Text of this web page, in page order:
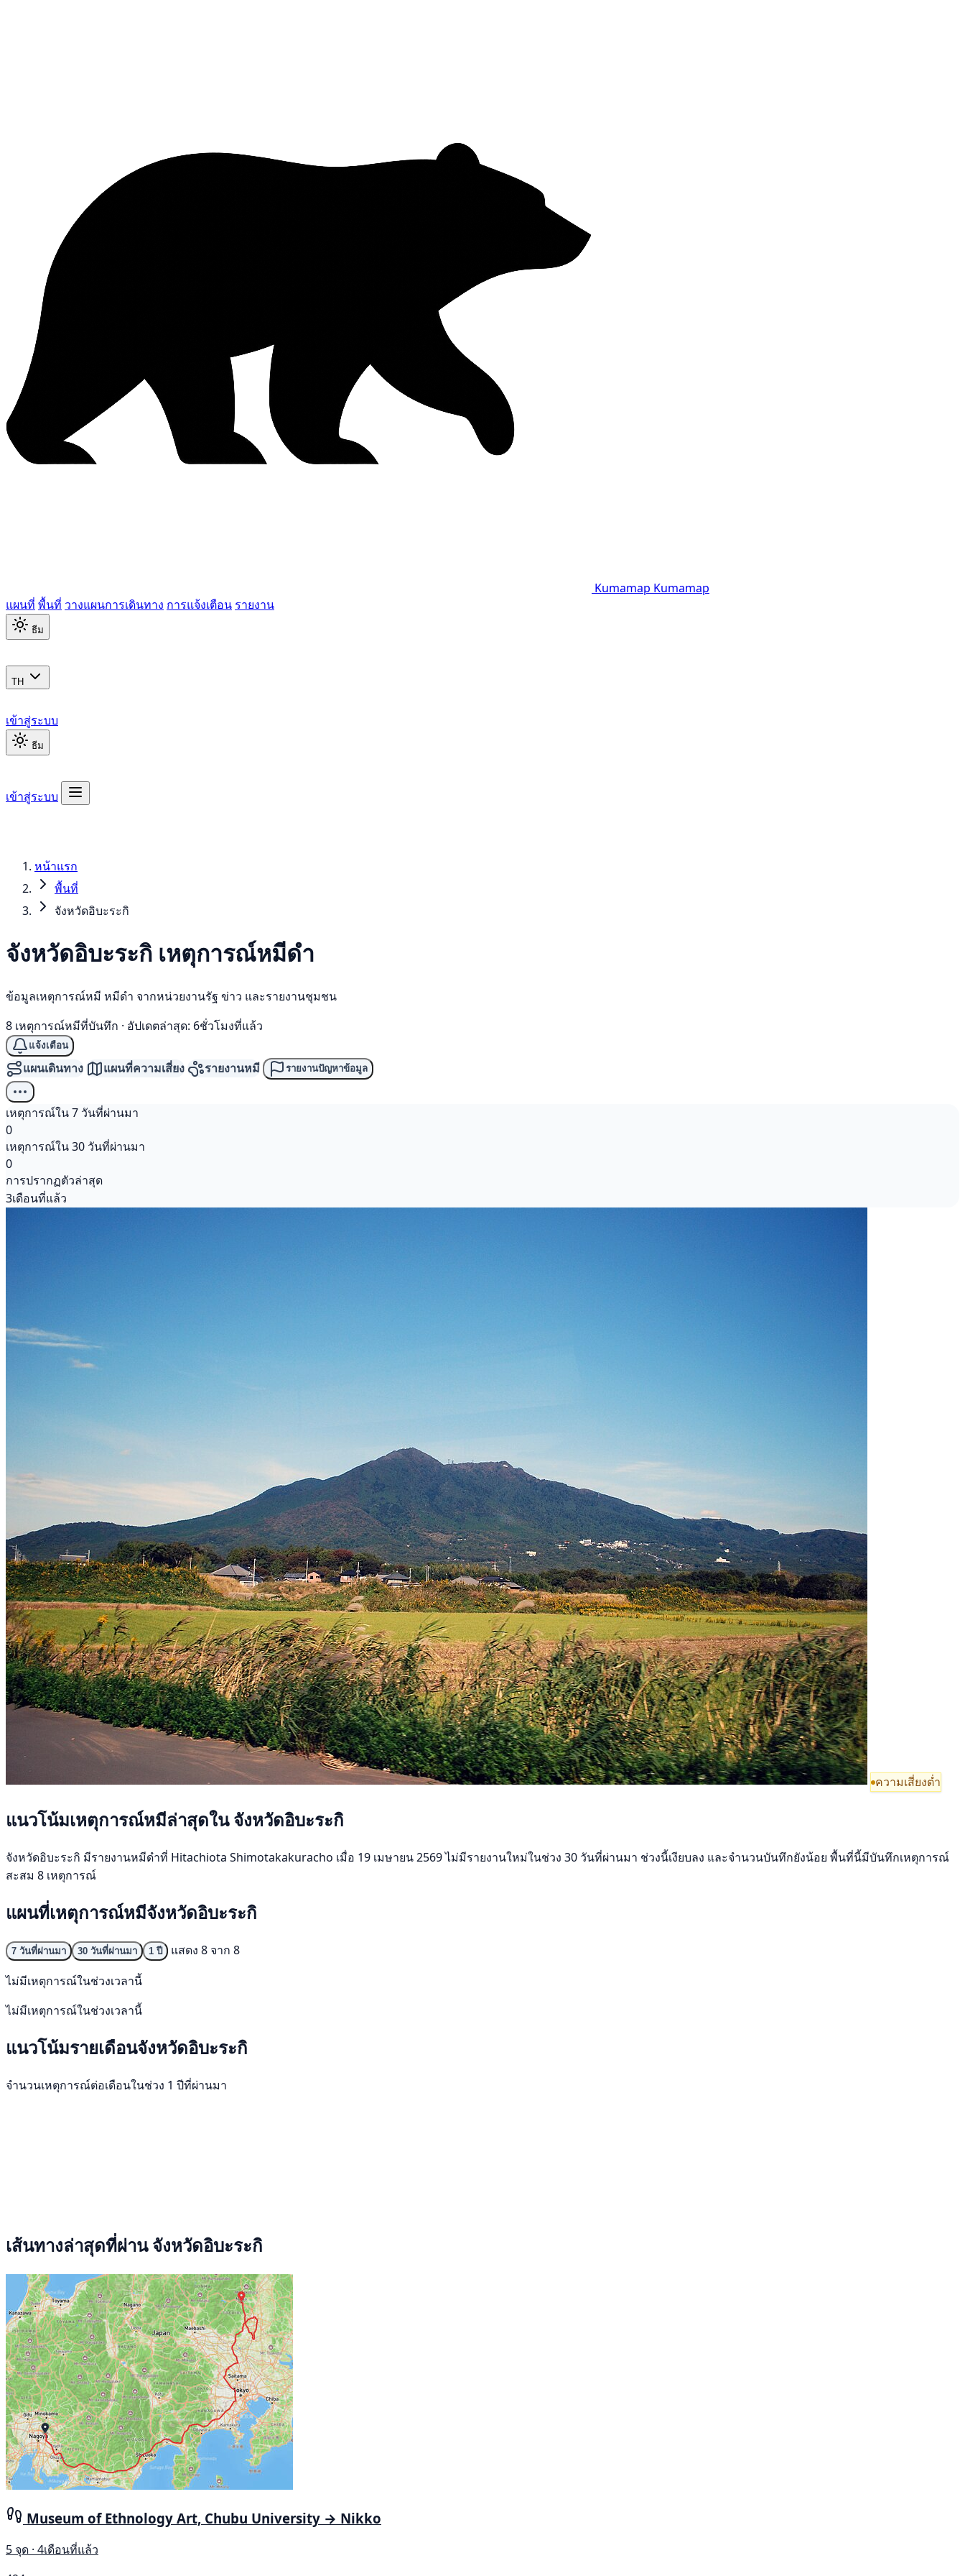
Kumamap Kumamap
แผนที่ พื้นที่ วางแผนการเดินทาง การแจ้งเตือน รายงาน
ธีม
TH
เข้าสู่ระบบ
ธีม
เข้าสู่ระบบ
หน้าแรก
พื้นที่
จังหวัดอิบะระกิ
จังหวัดอิบะระกิ เหตุการณ์หมีดำ
ข้อมูลเหตุการณ์หมี หมีดำ จากหน่วยงานรัฐ ข่าว และรายงานชุมชน
8 เหตุการณ์หมีที่บันทึก · อัปเดตล่าสุด: 6ชั่วโมงที่แล้ว
แจ้งเตือน
แผนเดินทาง แผนที่ความเสี่ยง รายงานหมี รายงานปัญหาข้อมูล
เหตุการณ์ใน 7 วันที่ผ่านมา
0
เหตุการณ์ใน 30 วันที่ผ่านมา
0
การปรากฏตัวล่าสุด
3เดือนที่แล้ว
ความเสี่ยงต่ำ
แนวโน้มเหตุการณ์หมีล่าสุดใน จังหวัดอิบะระกิ
จังหวัดอิบะระกิ มีรายงานหมีดำที่ Hitachiota Shimotakakuracho เมื่อ 19 เมษายน 2569 ไม่มีรายงานใหม่ในช่วง 30 วันที่ผ่านมา ช่วงนี้เงียบลง และจำนวนบันทึกยังน้อย พื้นที่นี้มีบันทึกเหตุการณ์
สะสม 8 เหตุการณ์
แผนที่เหตุการณ์หมีจังหวัดอิบะระกิ
7 วันที่ผ่านมา 30 วันที่ผ่านมา 1 ปี
แสดง 8 จาก 8
ไม่มีเหตุการณ์ในช่วงเวลานี้
ไม่มีเหตุการณ์ในช่วงเวลานี้
แนวโน้มรายเดือนจังหวัดอิบะระกิ
จำนวนเหตุการณ์ต่อเดือนในช่วง 1 ปีที่ผ่านมา
เส้นทางล่าสุดที่ผ่าน จังหวัดอิบะระกิ
Museum of Ethnology Art, Chubu University → Nikko
5 จุด · 4เดือนที่แล้ว